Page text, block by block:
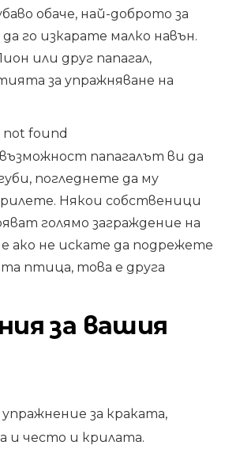
обаче, най-доброто за
го изкарате малко навън.
или друг папагал,
за упражняване на
not found
папагалът ви да
погледнете да му
Някои собственици
голямо заграждение на
ако не искате да подрежете
птица, това е друга
за вашия
за краката,
и често и крилата.